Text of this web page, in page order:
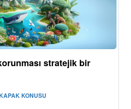
stratejik bir
KONUSU